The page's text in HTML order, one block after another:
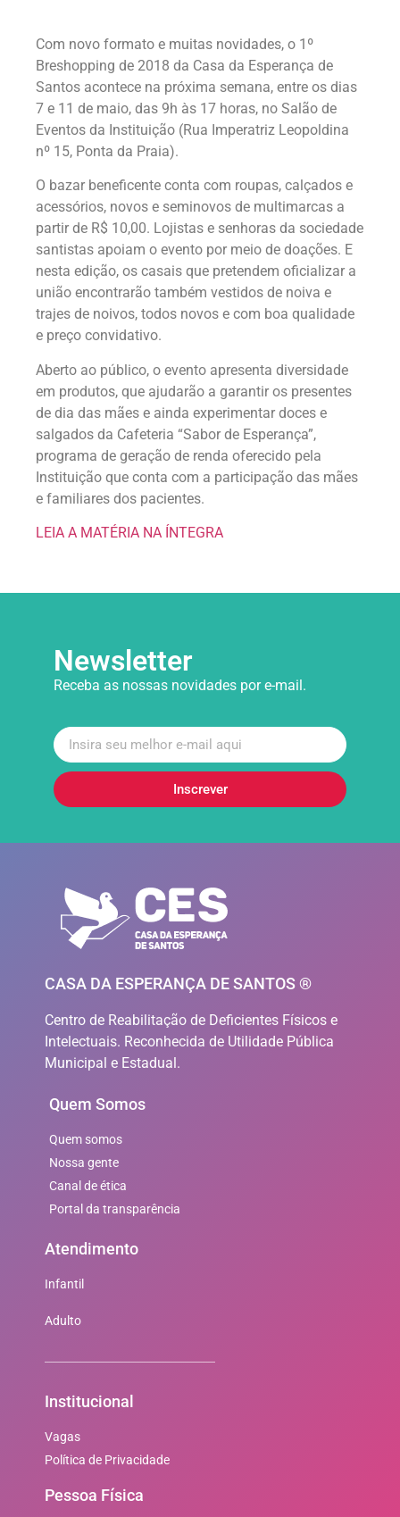
Com novo formato e muitas novidades, o 1º
Breshopping de 2018 da Casa da Esperança de
Santos acontece na próxima semana, entre os dias
7 e 11 de maio, das 9h às 17 horas, no Salão de
Eventos da Instituição (Rua Imperatriz Leopoldina
nº 15, Ponta da Praia).
O bazar beneficente conta com roupas, calçados e
acessórios, novos e seminovos de multimarcas a
partir de R$ 10,00. Lojistas e senhoras da sociedade
santistas apoiam o evento por meio de doações. E
nesta edição, os casais que pretendem oficializar a
união encontrarão também vestidos de noiva e
trajes de noivos, todos novos e com boa qualidade
e preço convidativo.
Aberto ao público, o evento apresenta diversidade
em produtos, que ajudarão a garantir os presentes
de dia das mães e ainda experimentar doces e
salgados da Cafeteria “Sabor de Esperança”,
programa de geração de renda oferecido pela
Instituição que conta com a participação das mães
e familiares dos pacientes.
LEIA A MATÉRIA NA ÍNTEGRA
Newsletter
Receba as nossas novidades por e-mail.
Inscrever
CASA DA ESPERANÇA DE SANTOS ®
Centro de Reabilitação de Deficientes Físicos e
Intelectuais. Reconhecida de Utilidade Pública
Municipal e Estadual.
Quem Somos
Quem somos
Nossa gente
Canal de ética
Portal da transparência
Atendimento
Infantil
Adulto
Institucional
Vagas
Política de Privacidade
Pessoa Física